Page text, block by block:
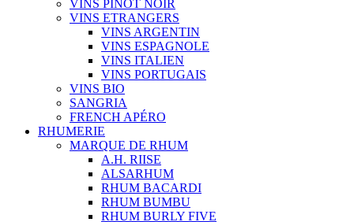
VINS PINOT NOIR
VINS ETRANGERS
VINS ARGENTIN
VINS ESPAGNOLE
VINS ITALIEN
VINS PORTUGAIS
VINS BIO
SANGRIA
FRENCH APÉRO
RHUMERIE
MARQUE DE RHUM
A.H. RIISE
ALSARHUM
RHUM BACARDI
RHUM BUMBU
RHUM BURLY FIVE